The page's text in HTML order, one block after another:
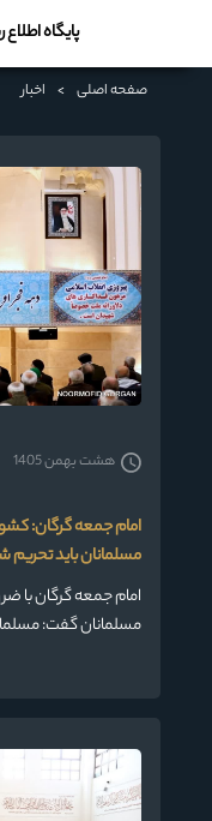
پایگاه
صفحه اصلی > اخبار
امام جمعه گرگان:
مسلمانان باید تحریم
امام جمعه گرگان با
مسلمانان گفت:
توهین‌کننده به
هشت بهمن 1405